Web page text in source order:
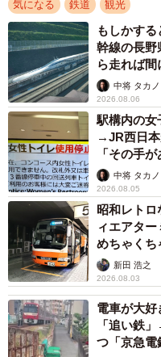
気になる 鉄道 観光
もしかす
幹線の長
ら走れば
係が反響
中将 タカノ
2026.08.06
駅構内の女
→JR西日
「その手
中将 タカノ
2026.08.05
昭和レトロ
ィエアタ
めちゃくち
新田 浩之
2026.08.03
電車が大
「追い鉄
つ「京急電